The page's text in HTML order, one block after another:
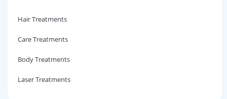
Hair Treatments
Care Treatments
Body Treatments
Laser Treatments